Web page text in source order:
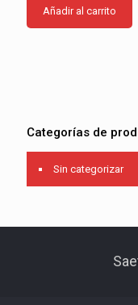
Añadir al carrito
Categorías de
Sin categorizar